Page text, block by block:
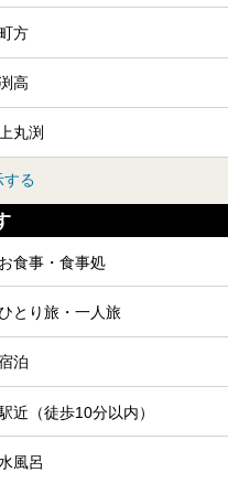
方
高
丸渕
する
お食事・食事処
とり旅・一人旅
泊
近（徒歩10分以内）
風呂